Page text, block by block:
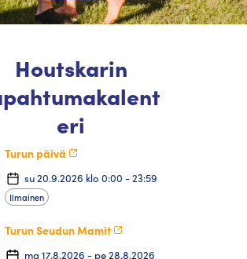
Houtskarin
eri
Turun päivä
su 20.9.2026 klo 0:00 - 23:59
Ilmainen
Turun Seudun Mamit
ma 17.8.2026 - pe 28.8.2026